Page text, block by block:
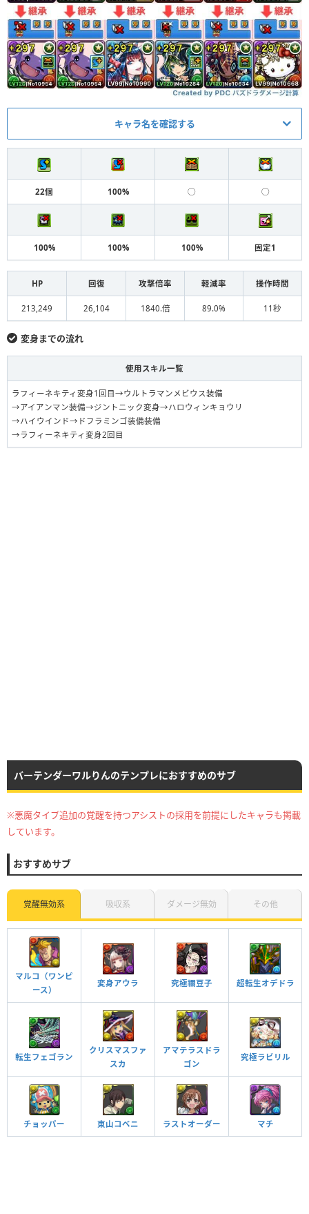
キャラ名を確認する
L バーテンダーワルりん ドフラミンゴ装備
S バーテンダーワルりん 飛空艇ハイウインド
S 変身ジントニック マシロ装備
S 水グレモリー
アイアンマン装備（コミッ
S ハロウィンキョウリ ウルトラマンメビウス装備
F 変身ラフィーネキティ
22個 100% ◯ ◯
100% 100% 100% 固定1
HP 回復 攻撃倍率 軽減率 操作時間
213,249 26,104 1840.倍 89.0% 11秒
変身までの流れ
使用スキル一覧
ラフィーネキティ変身1回目→ウルトラマンメビウス装備
→アイアンマン装備→ジントニック変身→ハロウィンキョウリ
→ハイウインド→ドフラミンゴ装備装備
→ラフィーネキティ変身2回目
バーテンダーワルりんのテンプレにおすすめのサブ
※悪魔タイプ追加の覚醒を持つアシストの採用を前提にしたキャラも掲載
しています。
おすすめサブ
覚醒無効系 吸収系 ダメージ無効 その他
マルコ（ワンピ
ース）
変身アウラ 究極禰豆子 超転生オデドラ
転生フェゴラン
クリスマスファ
スカ
アマテラスドラ
ゴン
究極ラビリル
チョッパー 東山コベニ ラストオーダー マチ